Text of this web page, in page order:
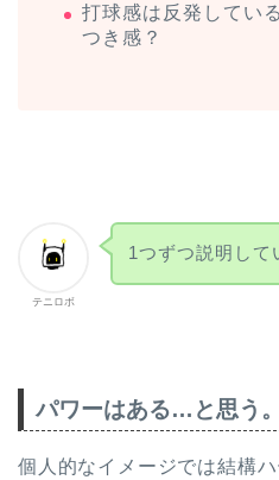
打球感は反発してい
つき感？
テニロボ
1つずつ説明して
パワーはある…と思う。
個人的なイメージでは結構